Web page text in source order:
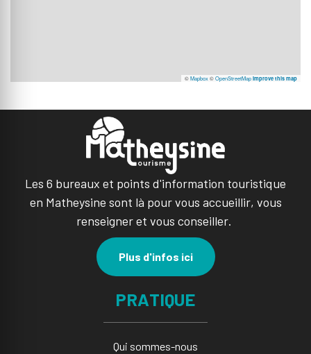
©Mapbox©OpenStreetMap Improve this map
Les 6 bureaux et points d'information touristique
en Matheysine sont là pour vous accueillir, vous
renseigner et vous conseiller.
Plus d'infos ici
PRATIQUE
Qui sommes-nous